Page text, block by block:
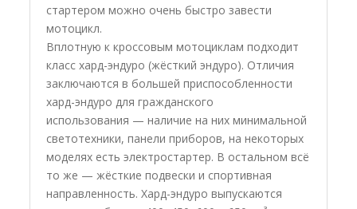
стартером можно очень быстро завести
мотоцикл.
Вплотную к кроссовым мотоциклам подходит
класс хард-эндуро (жёсткий эндуро). Отличия
заключаются в большей приспособленности
хард-эндуро для гражданского
использования — наличие на них минимальной
светотехники, панели приборов, на некоторых
моделях есть электростартер. В остальном всё
то же — жёсткие подвески и спортивная
направленность. Хард-эндуро выпускаются